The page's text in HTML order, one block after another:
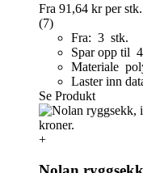
Fra 91,64 krper stk.
(7)
Fra: 3 stk.
Spar opp til
Materiale
Laster inn
Se Produkt
+